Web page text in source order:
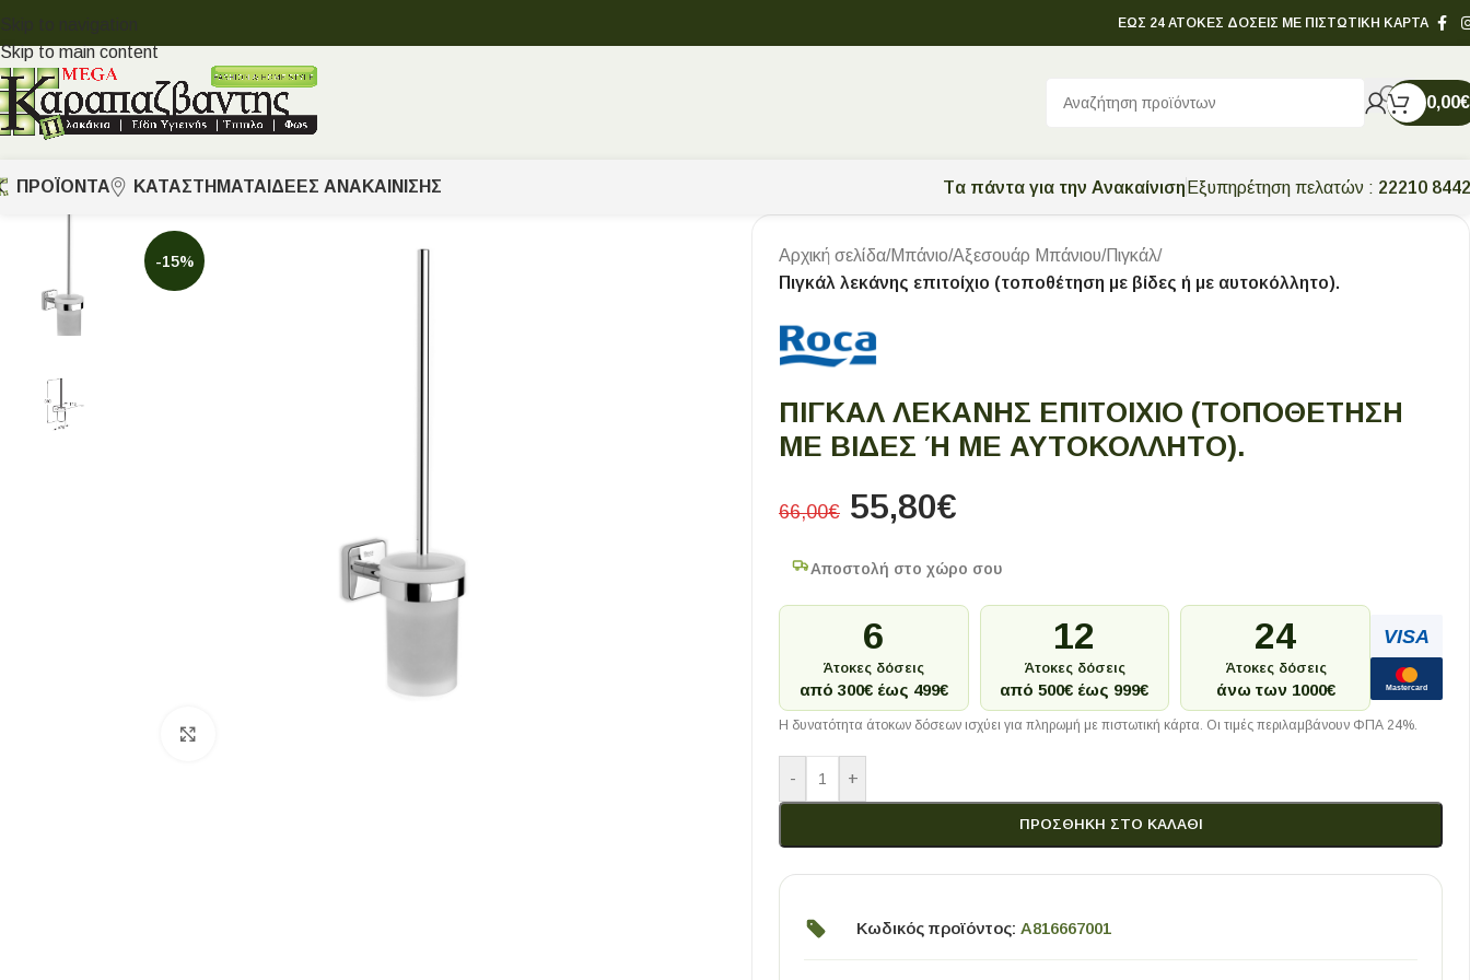
Skip to navigation
Skip to main content
ΕΩΣ 24 ΑΤΟΚΕΣ ΔΟΣΕΙΣ ΜΕ ΠΙΣΤΩΤΙΚΗ ΚΑΡΤΑ
0,00€
ΠΡΟΪΟΝΤΑ ΚΑΤΑΣΤΗΜΑΤΑ ΙΔΈΕΣ ΑΝΑΚΑΊΝΙΣΗΣ Tα πάντα για την Ανακαίνιση Εξυπηρέτηση πελατών : 22210
-15% Αρχική σελίδα/Μπάνιο/Αξεσουάρ Μπάνιου/Πιγκάλ/
Πιγκάλ λεκάνης επιτοίχιο (τοποθέτηση με βίδες ή με αυτοκόλλητο).
ΠΙΓΚΆΛ ΛΕΚΆΝΗΣ ΕΠΙΤΟΊΧΙΟ (ΤΟΠΟΘΈΤΗΣΗ
ΜΕ ΒΊΔΕΣ Ή ΜΕ ΑΥΤΟΚΌΛΛΗΤΟ).
66,00€ 55,80€
Αποστολή στο χώρο σου
6
Άτοκες δόσεις
από 300€ έως 499€
12
Άτοκες δόσεις
από 500€ έως 999€
24
Άτοκες δόσεις
άνω των 1000€
VISA
Mastercard
Η δυνατότητα άτοκων δόσεων ισχύει για πληρωμή με πιστωτική κάρτα. Οι τιμές περιλαμβάνουν ΦΠΑ 24%.
- +
ΠΡΟΣΘΉΚΗ ΣΤΟ ΚΑΛΆΘΙ
Κωδικός προϊόντος: A816667001